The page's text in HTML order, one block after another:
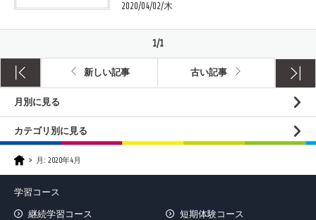
2020/04/02/木
新しい記事
1/1
古い記事
月別に見る
カテゴリ別に見る
月: 2020年4月
学習コース
継続学習コース
短期体験コース